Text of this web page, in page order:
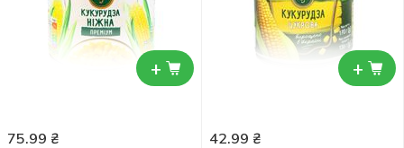
+
75.99 ₴
+
42.99 ₴